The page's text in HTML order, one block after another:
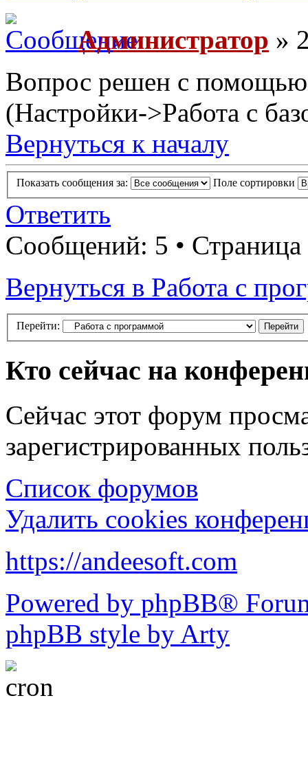
Администратор »
Вопрос решен с помощью
(Настройки->Работа с
Вернуться к началу
Показать сообщения за: Поле сортировки
Ответить
Сообщений: 5 • Страница
Вернуться в Работа с
Перейти:
Кто сейчас на
Сейчас этот форум
зарегистрированных
Список форумов
Удалить cookies
https://andeesoft.com
Powered by phpBB®
phpBB style by Arty